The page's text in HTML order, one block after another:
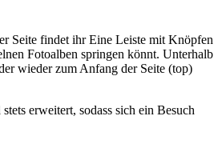
Seite findet ihr Eine Leiste mit Knöpfen
Fotoalben springen könnt. Unterhalb
wieder zum Anfang der Seite (top)
erweitert, sodass sich ein Besuch